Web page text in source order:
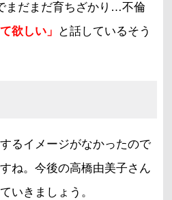
まだまだ育ちざかり…不倫
欲しい」
と話しているそう
るイメージがなかったので
ね。今後の高橋由美子さん
いきましょう。